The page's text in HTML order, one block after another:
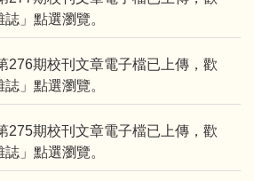
」點選瀏覽。
276期校刊文章電子檔已上傳，歡
」點選瀏覽。
275期校刊文章電子檔已上傳，歡
」點選瀏覽。